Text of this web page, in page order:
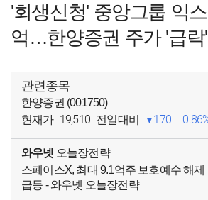
'회생신청' 중앙그룹 익
억…한양증권 주가 '급락'
관련종목
한양증권 (001750)
현재가 19,510 전일대비 170
와우넷 오늘장전략
스페이스X, 최대 9.1억주 보호예수 해제
급등 - 와우넷 오늘장전략